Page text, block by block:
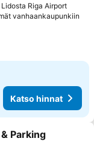
Riga Airport
vanhaankaupunkiin
Katso hinnat
Parking